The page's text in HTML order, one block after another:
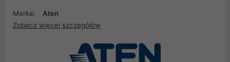
Marka:
Aten
Zobacz więcej szczegółów